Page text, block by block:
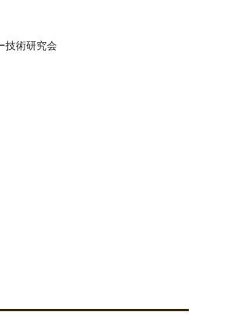
技術研究会